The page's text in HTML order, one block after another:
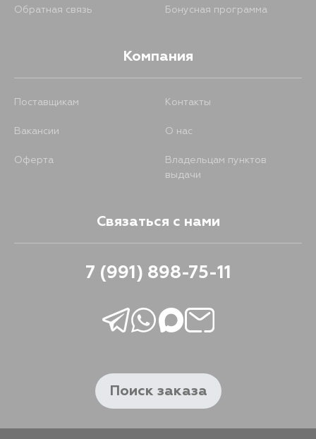
Обратная связь Бонусная программа
Компания
Поставщикам Контакты
Вакансии О нас
Оферта
Владельцам пунктов
выдачи
Связаться с нами
7 (991) 898-75-11
Поиск заказа